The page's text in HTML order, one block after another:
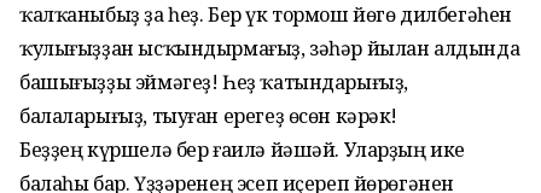
ҡалҡаныбыҙ ҙа һеҙ. Бер үк тормош йөгө дилбегәһен
ҡулығыҙҙан ысҡындырмағыҙ, зәһәр йылан алдында
башығыҙҙы эймәгеҙ! Һеҙ ҡатындарығыҙ,
балаларығыҙ, тыуған ерегеҙ өсөн кәрәк!
Беҙҙең күршелә бер ғаилә йәшәй. Уларҙың ике
балаһы бар. Үҙҙәренең эсеп иҫереп йөрөгәнен